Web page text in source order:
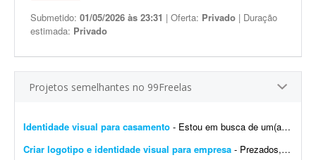
Submetido: 01/05/2026 às 23:31 | Oferta: Privado | Duração
estimada: Privado
Projetos semelhantes no 99Freelas
Identidade visual para casamento - Estou em busca de um(a) designer para desenvolver a identidade visual para o meu casamento. O estilo será inspirado no universo medieval/encantado; temos como referência O Senhor dos A...
Criar logotipo e identidade visual para empresa - Prezados, tenho uma pessoa em mente para o trabalho e a direcionarei a este projeto. Trata-se da criação de logotipo e identidade visual para a empresa do agronegócio Agromation.